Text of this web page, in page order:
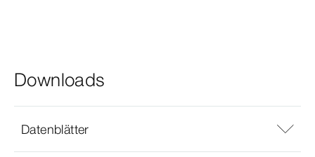
Downloads
Datenblätter